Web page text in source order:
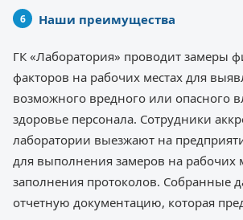
Наши преимущества
ГК «Лаборатория» проводит замеры
факторов на рабочих местах для
возможного вредного или опасного
здоровье персонала. Сотрудники
лаборатории выезжают на
для выполнения замеров на рабочих
заполнения протоколов. Собранные
отчетную документацию, которая